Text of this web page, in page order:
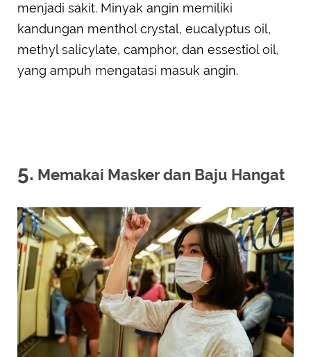
menjadi sakit. Minyak angin memiliki
kandungan menthol crystal, eucalyptus oil,
methyl salicylate, camphor, dan essestiol oil,
yang ampuh mengatasi masuk angin.
5. Memakai Masker dan Baju Hangat